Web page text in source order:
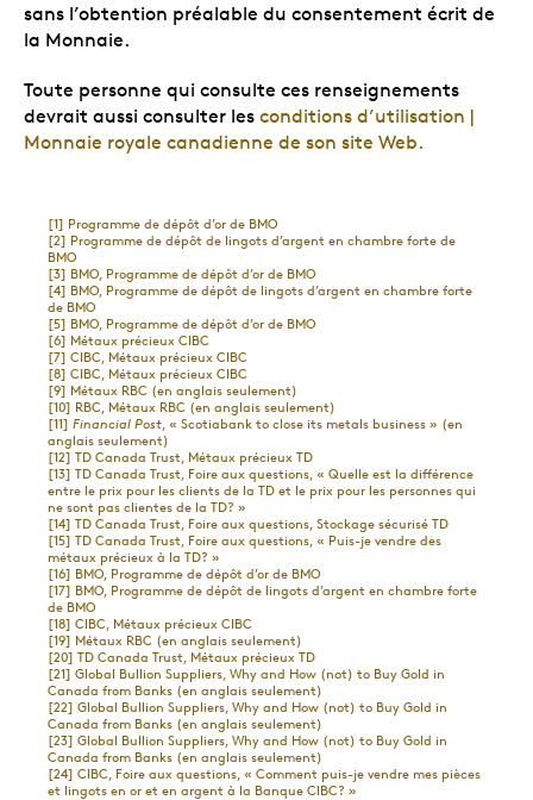
sans l’obtention préalable du consentement écrit de
la Monnaie.
Toute personne qui consulte ces renseignements
devrait aussi consulter les conditions d’utilisation |
Monnaie royale canadienne de son site Web.
[1] Programme de dépôt d’or de BMO
[2] Programme de dépôt de lingots d’argent en chambre forte de
BMO
[3] BMO, Programme de dépôt d’or de BMO
[4] BMO, Programme de dépôt de lingots d’argent en chambre forte
de BMO
[5] BMO, Programme de dépôt d’or de BMO
[6] Métaux précieux CIBC
[7] CIBC, Métaux précieux CIBC
[8] CIBC, Métaux précieux CIBC
[9] Métaux RBC (en anglais seulement)
[10] RBC, Métaux RBC (en anglais seulement)
[11] Financial Post , « Scotiabank to close its metals business » (en
anglais seulement)
[12] TD Canada Trust, Métaux précieux TD
[13] TD Canada Trust, Foire aux questions, « Quelle est la différence
entre le prix pour les clients de la TD et le prix pour les personnes qui
ne sont pas clientes de la TD? »
[14] TD Canada Trust, Foire aux questions, Stockage sécurisé TD
[15] TD Canada Trust, Foire aux questions, « Puis-je vendre des
métaux précieux à la TD? »
[16] BMO, Programme de dépôt d’or de BMO
[17] BMO, Programme de dépôt de lingots d’argent en chambre forte
de BMO
[18] CIBC, Métaux précieux CIBC
[19] Métaux RBC (en anglais seulement)
[20] TD Canada Trust, Métaux précieux TD
[21] Global Bullion Suppliers, Why and How (not) to Buy Gold in
Canada from Banks (en anglais seulement)
[22] Global Bullion Suppliers, Why and How (not) to Buy Gold in
Canada from Banks (en anglais seulement)
[23] Global Bullion Suppliers, Why and How (not) to Buy Gold in
Canada from Banks (en anglais seulement)
[24] CIBC, Foire aux questions, « Comment puis-je vendre mes pièces
et lingots en or et en argent à la Banque CIBC? »